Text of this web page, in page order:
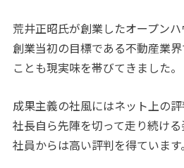
荒井正昭氏が創業したオープンハ
創業当初の目標である不動産業
ことも現実味を帯びてきました。
成果主義の社風にはネット上の評
社長自ら先陣を切って走り続け
社員からは高い評判を得ています。